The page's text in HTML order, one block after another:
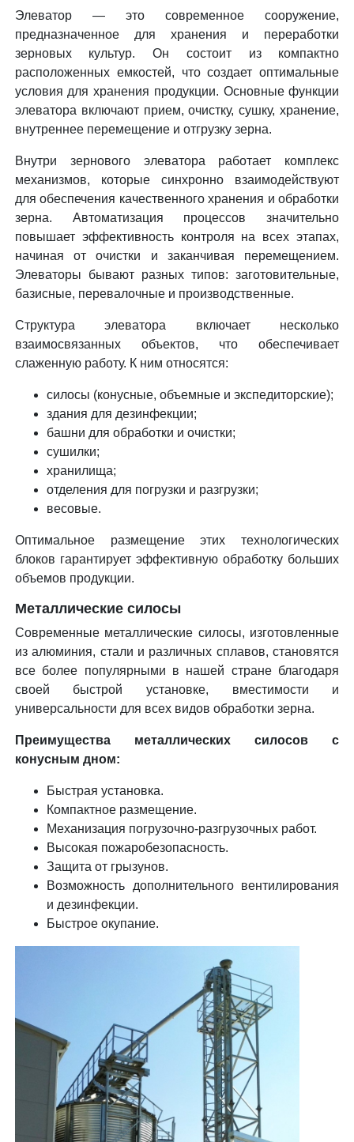
Элеватор — это современное сооружение,
предназначенное для хранения и переработки
зерновых культур. Он состоит из компактно
расположенных емкостей, что создает оптимальные
условия для хранения продукции. Основные функции
элеватора включают прием, очистку, сушку, хранение,
внутреннее перемещение и отгрузку зерна.
Внутри зернового элеватора работает комплекс
механизмов, которые синхронно взаимодействуют
для обеспечения качественного хранения и обработки
зерна. Автоматизация процессов значительно
повышает эффективность контроля на всех этапах,
начиная от очистки и заканчивая перемещением.
Элеваторы бывают разных типов: заготовительные,
базисные, перевалочные и производственные.
Структура элеватора включает несколько
взаимосвязанных объектов, что обеспечивает
слаженную работу. К ним относятся:
силосы (конусные, объемные и экспедиторские);
здания для дезинфекции;
башни для обработки и очистки;
сушилки;
хранилища;
отделения для погрузки и разгрузки;
весовые.
Оптимальное размещение этих технологических
блоков гарантирует эффективную обработку больших
объемов продукции.
Металлические силосы
Современные металлические силосы, изготовленные
из алюминия, стали и различных сплавов, становятся
все более популярными в нашей стране благодаря
своей быстрой установке, вместимости и
универсальности для всех видов обработки зерна.
Преимущества металлических силосов с
конусным дном:
Быстрая установка.
Компактное размещение.
Механизация погрузочно-разгрузочных работ.
Высокая пожаробезопасность.
Защита от грызунов.
Возможность дополнительного вентилирования
и дезинфекции.
Быстрое окупание.